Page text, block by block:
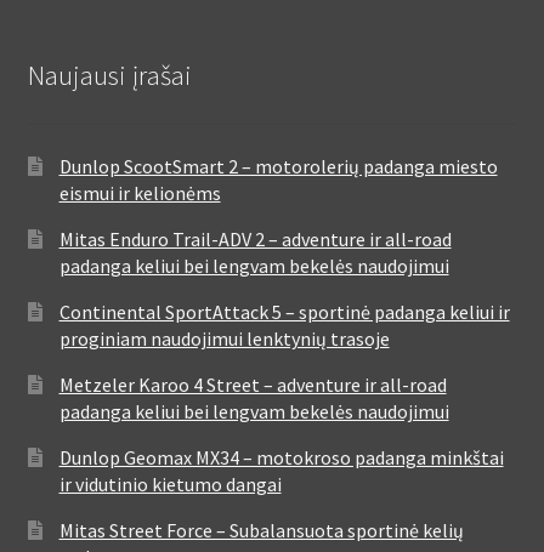
Naujausi įrašai
Dunlop ScootSmart 2 – motorolerių padanga miesto
eismui ir kelionėms
Mitas Enduro Trail-ADV 2 – adventure ir all-road
padanga keliui bei lengvam bekelės naudojimui
Continental SportAttack 5 – sportinė padanga keliui ir
proginiam naudojimui lenktynių trasoje
Metzeler Karoo 4 Street – adventure ir all-road
padanga keliui bei lengvam bekelės naudojimui
Dunlop Geomax MX34 – motokroso padanga minkštai
ir vidutinio kietumo dangai
Mitas Street Force – Subalansuota sportinė kelių